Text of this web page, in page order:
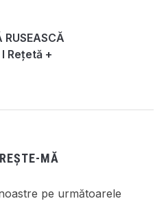
RUSEASCĂ
I Rețetă +
MĂ
pe următoarele